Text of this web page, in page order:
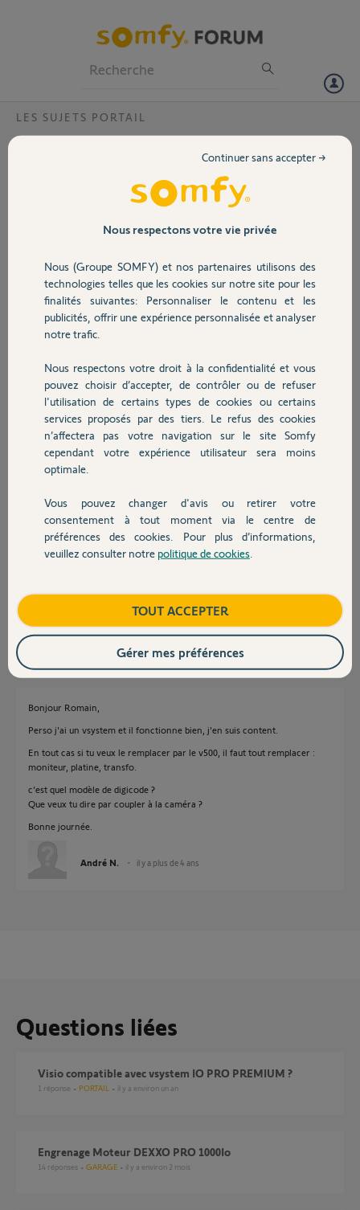
Volet
Sécurité
Domotique
Chauffage
Autres produits
Devis avec un pro
Contact
LES SUJETS PORTAIL
changement vsystem pro io
J'ai installé le system pro pour controler un portail et un portillon.
Par contre, la partie visiophone est très problématique :
il faut 5 à 10 secondes pour avoir une image, quand on en a une.
le système s'arrête régulièrement alors que nous sommes en train
je ne trouve pas l'interface et les boutons physique intuitifs
Bref, la partie visiophone ne correspond pas à nos attentes.
Nous souhaiterions remplacer par un v500 ou v500 pro.
Est ce possible de ne changer que la partie visiophone ?
Sinon quels changements cela requièrerait il ?
Merci,
romain C.
Participer au fil de discussion
Réponses
Bonjour Romain,
Perso j'ai un vsystem et il fonctionne bien, j'en suis content.
En tout cas si tu veux le remplacer par le v500, il faut tout remplacer :
moniteur, platine, transfo.
c'est quel modèle de digicode ?
Que veux tu dire par coupler à la caméra ?
Bonne journée.
André N. il y a plus de 4 ans
Questions liées
Visio compatible avec vsystem IO PRO PREMIUM ?
1 réponse PORTAIL il y a environ un an
Engrenage Moteur DEXXO PRO 1000Io
14 réponses GARAGE il y a environ 2 mois
Nous respectons votre vie privée
Nous (Groupe SOMFY) et nos partenaires utilisons des
technologies telles que les cookies sur notre site pour les
finalités suivantes: Personnaliser le contenu et les
publicités, offrir une expérience personnalisée et analyser
notre trafic.
Nous respectons votre droit à la confidentialité et vous
pouvez choisir d’accepter, de contrôler ou de refuser
l'utilisation de certains types de cookies ou certains
services proposés par des tiers. Le refus des cookies
n’affectera pas votre navigation sur le site Somfy
cependant votre expérience utilisateur sera moins
optimale.
Vous pouvez changer d'avis ou retirer votre
consentement à tout moment via le centre de
préférences des cookies. Pour plus d’informations,
veuillez consulter notre politique de cookies
Continuer sans accepter →
TOUT ACCEPTER
Gérer mes préférences